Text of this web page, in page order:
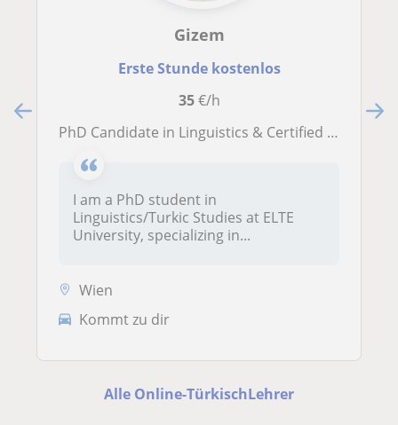
Gizem
Erste Stunde kostenlos
35€/h
PhD Candidate in Linguistics & Certified Turkish Expert | Academic&Structured Learning
I am a PhD student in
Linguistics/Turkic Studies at ELTE
University, specializing in...
Wien
Kommt zu dir
Alle Online-TürkischLehrer